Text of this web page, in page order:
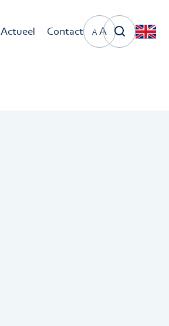
Actueel Contact A A